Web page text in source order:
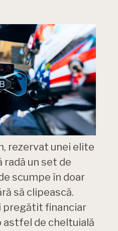
rezervat unei elite
radă un set de
scumpe în doar
să clipească.
pregătit financiar
astfel de cheltuială